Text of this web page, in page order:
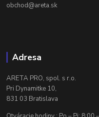
obchod@areta.sk
Adresa
ARETA PRO, spol. s r.o.
Pri Dynamitke 10,
831 03 Bratislava